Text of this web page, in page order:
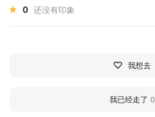
0 还没有印象
我想去
我已经走了 0